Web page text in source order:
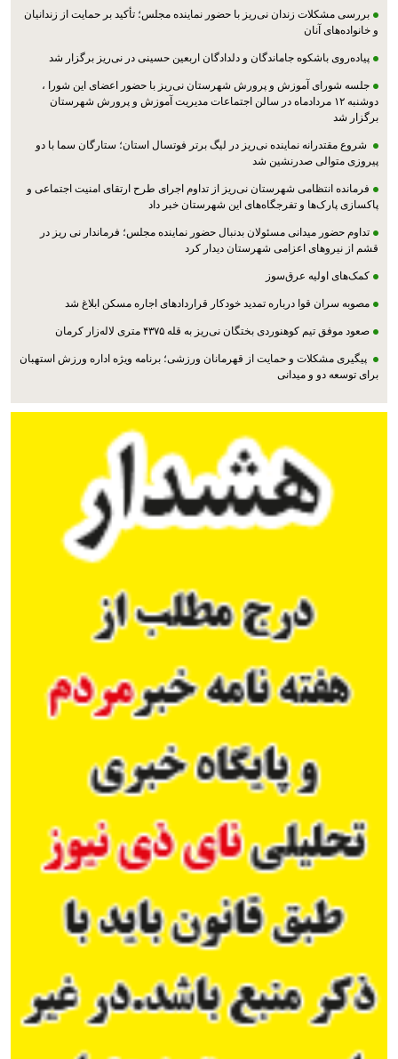
بررسی مشکلات زندان نی‌ریز با حضور نماینده مجلس؛ تأکید بر حمایت از زندانیان
و خانواده‌های آنان
پیاده‌روی باشکوه جاماندگان و دلدادگان اربعین حسینی در نی‌ریز برگزار شد
جلسه شورای آموزش و پرورش شهرستان نی‌ریز با حضور اعضای این شورا ،
دوشنبه ۱۲ مردادماه در سالن اجتماعات مدیریت آموزش و پرورش شهرستان
برگزار شد
شروع مقتدرانه نماینده نی‌ریز در لیگ برتر فوتسال استان؛ ستارگان سما با دو
پیروزی متوالی صدرنشین شد
فرمانده انتظامی شهرستان نی‌ریز از تداوم اجرای طرح ارتقای امنیت اجتماعی و
پاکسازی پارک‌ها و تفرجگاه‌های این شهرستان خبر داد
تداوم حضور میدانی مسئولان بدنبال حضور نماینده مجلس؛ فرماندار نی ریز در
قشم از نیروهای اعزامی شهرستان دیدار کرد
کمک‌های اولیه عرق‌سوز
مصوبه سران قوا درباره تمدید خودکار قراردادهای اجاره مسکن ابلاغ شد
صعود موفق تیم کوهنوردی بختگان نی‌ریز به قله ۴۳۷۵ متری لاله‌زار کرمان
پیگیری مشکلات و حمایت از قهرمانان ورزشی؛ برنامه ویژه اداره ورزش استهبان
برای توسعه دو و میدانی